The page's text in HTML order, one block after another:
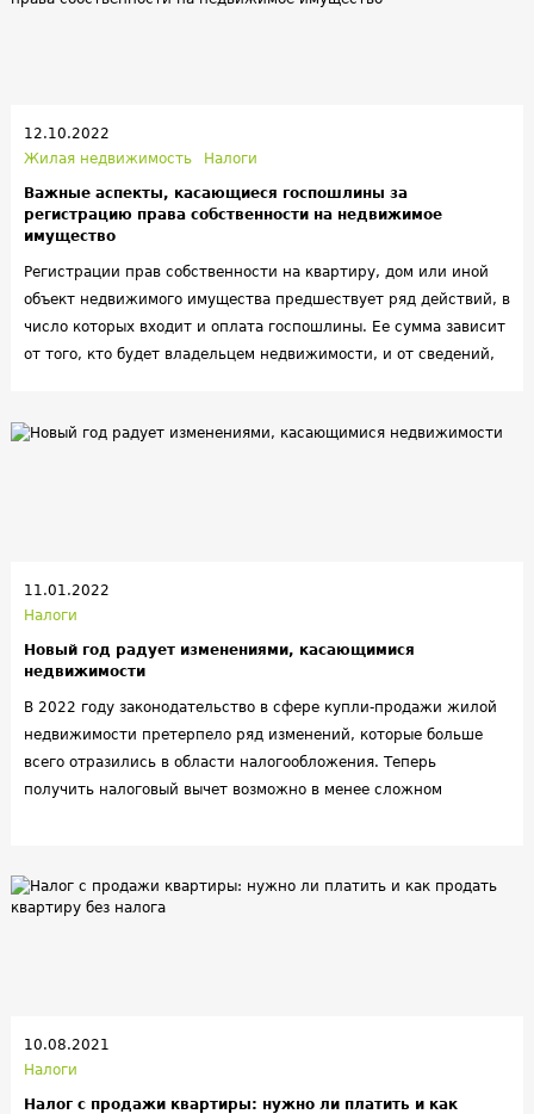
12.10.2022
Жилая недвижимость
Налоги
Важные аспекты, касающиеся госпошлины за
регистрацию права собственности на недвижимое
имущество
Регистрации прав собственности на квартиру, дом или иной
объект недвижимого имущества предшествует ряд действий, в
число которых входит и оплата госпошлины. Ее сумма зависит
от того, кто будет владельцем недвижимости, и от сведений,
11.01.2022
Налоги
Новый год радует изменениями, касающимися
недвижимости
В 2022 году законодательство в сфере купли-продажи жилой
недвижимости претерпело ряд изменений, которые больше
всего отразились в области налогообложения. Теперь
получить налоговый вычет возможно в менее сложном
соблюдении определенных условий.
10.08.2021
Налоги
Налог с продажи квартиры: нужно ли платить и как